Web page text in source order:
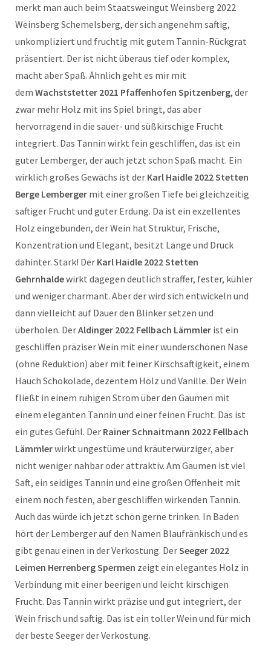
merkt man auch beim Staatsweingut Weinsberg 2022
Weinsberg Schemelsberg, der sich angenehm saftig,
unkompliziert und fruchtig mit gutem Tannin-Rückgrat
präsentiert. Der ist nicht überaus tief oder komplex,
macht aber Spaß. Ähnlich geht es mir mit
dem Wachststetter 2021 Pfaffenhofen Spitzenberg, der
zwar mehr Holz mit ins Spiel bringt, das aber
hervorragend in die sauer- und süßkirschige Frucht
integriert. Das Tannin wirkt fein geschliffen, das ist ein
guter Lemberger, der auch jetzt schon Spaß macht. Ein
wirklich großes Gewächs ist der Karl Haidle 2022 Stetten
Berge Lemberger mit einer großen Tiefe bei gleichzeitig
saftiger Frucht und guter Erdung. Da ist ein exzellentes
Holz eingebunden, der Wein hat Struktur, Frische,
Konzentration und Elegant, besitzt Länge und Druck
dahinter. Stark! Der Karl Haidle 2022 Stetten
Gehrnhaldewirkt dagegen deutlich straffer, fester, kühler
und weniger charmant. Aber der wird sich entwickeln und
dann vielleicht auf Dauer den Blinker setzen und
überholen. DerAldinger 2022 Fellbach Lämmler ist ein
geschliffen präziser Wein mit einer wunderschönen Nase
(ohne Reduktion) aber mit feiner Kirschsaftigkeit, einem
Hauch Schokolade, dezentem Holz und Vanille. Der Wein
fließt in einem ruhigen Strom über den Gaumen mit
einem eleganten Tannin und einer feinen Frucht. Das ist
ein gutes Gefühl. Der Rainer Schnaitmann 2022 Fellbach
Lämmlerwirkt ungestüme und kräuterwürziger, aber
nicht weniger nahbar oder attraktiv. Am Gaumen ist viel
Saft, ein seidiges Tannin und eine großen Offenheit mit
einem noch festen, aber geschliffen wirkenden Tannin.
Auch das würde ich jetzt schon gerne trinken. In Baden
hört der Lemberger auf den Namen Blaufränkisch und es
gibt genau einen in der Verkostung. DerSeeger 2022
Leimen Herrenberg Spermen zeigt ein elegantes Holz in
Verbindung mit einer beerigen und leicht kirschigen
Frucht. Das Tannin wirkt präzise und gut integriert, der
Wein frisch und saftig. Das ist ein toller Wein und für mich
der beste Seeger der Verkostung.